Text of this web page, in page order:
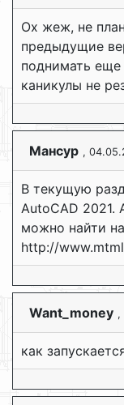
Ох жеж, не
предыдущие
поднимать еще
каникулы не
Мансур ,
В текущую
AutoCAD 2021.
можно найти
http://
Want_money ,
как